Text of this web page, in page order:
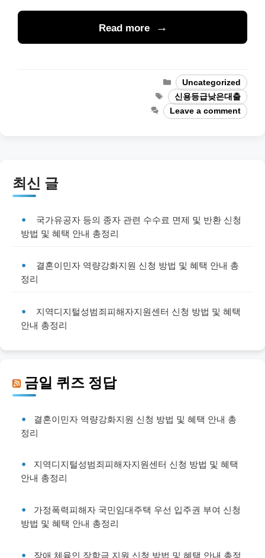
Read more
Categories
Uncategorized
Tags
신용등급낮은대출
Leave a comment
최신 글
국가유공자 등의 종자 관련 수수료 면제 및 반환 신청
방법 및 혜택 안내 총정리
결혼이민자 역량강화지원 신청 방법 및 혜택 안내 총
정리
지역디지털성범죄피해자지원센터 신청 방법 및 혜택
안내 총정리
금일 퀴즈 정답
결혼이민자 역량강화지원 신청 방법 및 혜택 안내 총
정리
지역디지털성범죄피해자지원센터 신청 방법 및 혜택
안내 총정리
가정폭력피해자 국민임대주택 우선 입주권 부여 신청
방법 및 혜택 안내 총정리
장애 체육인 장학금 지원 신청 방법 및 혜택 안내 총정